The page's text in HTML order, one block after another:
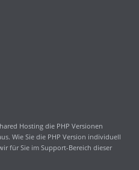
Hosting die PHP Versionen
Wie Sie die PHP Version individuell
für Sie im Support-Bereich dieser